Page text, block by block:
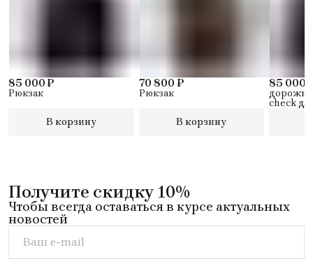
85 000 ₽
Рюкзак
В корзину
70 800 ₽
Рюкзак
В корзину
85 000
check
Получите скидку 10%
Чтобы всегда оставаться в курсе актуальных
новостей